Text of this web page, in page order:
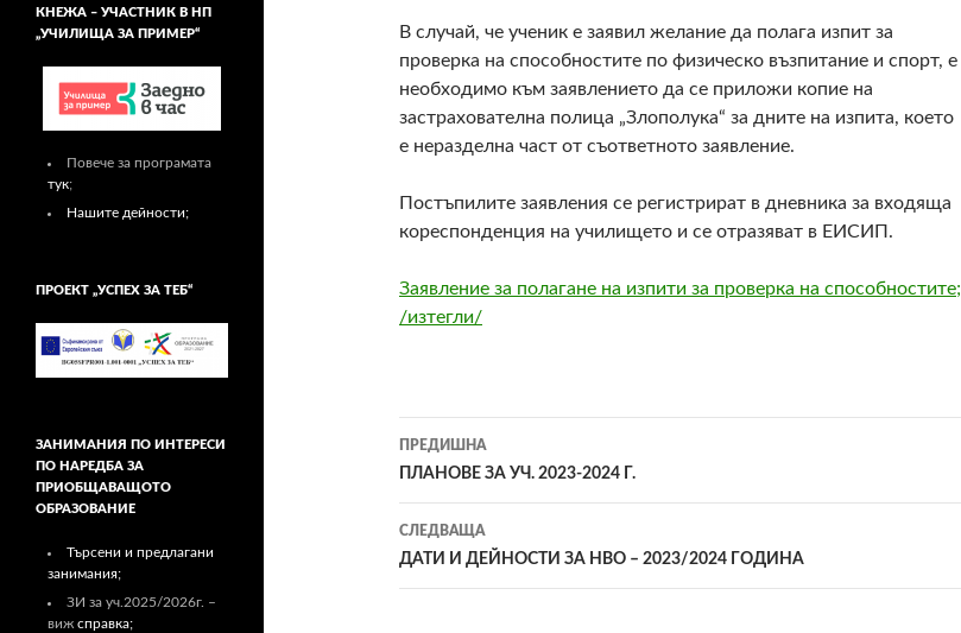
В случай, че ученик е заявил желание да полага изпит за
проверка на способностите по физическо възпитание и спорт, е
необходимо към заявлението да се приложи копие на
застрахователна полица „Злополука“ за дните на изпита, което
е неразделна част от съответното заявление.
Постъпилите заявления се регистрират в дневника за входяща
кореспонденция на училището и се отразяват в ЕИСИП.
Заявление за полагане на изпити за проверка на способностите;
/изтегли/
Навигация
в
публикациите
ПРЕДИШНА
ПЛАНОВЕ ЗА УЧ. 2023-2024 Г.
СЛЕДВАЩА
ДАТИ И ДЕЙНОСТИ ЗА НВО – 2023/2024 ГОДИНА
КНЕЖА – УЧАСТНИК В НП
„УЧИЛИЩА ЗА ПРИМЕР“
Повече за програмата
тук;
Нашите дейности;
ПРОЕКТ „УСПЕХ ЗА ТЕБ“
ЗАНИМАНИЯ ПО ИНТЕРЕСИ
ПО НАРЕДБА ЗА
ПРИОБЩАВАЩОТО
ОБРАЗОВАНИЕ
Търсени и предлагани
занимания;
ЗИ за уч.2025/2026г. –
виж справка;